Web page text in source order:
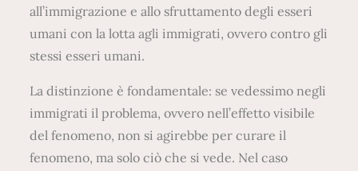
all’immigrazione e allo sfruttamento degli esseri
umani con la lotta agli immigrati, ovvero contro gli
stessi esseri umani.
La distinzione è fondamentale: se vedessimo negli
immigrati il problema, ovvero nell’effetto visibile
del fenomeno, non si agirebbe per curare il
fenomeno, ma solo ciò che si vede. Nel caso